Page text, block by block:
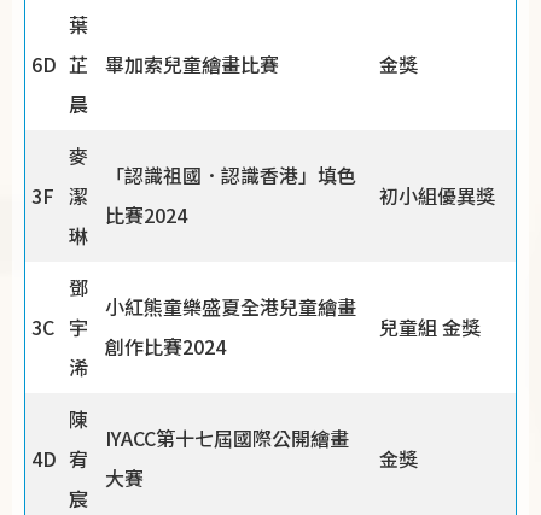
6D
葉
芷
晨
畢加索兒童繪畫比賽 金獎
3F
麥
潔
琳
「認識祖國．認識香港」填色
比賽2024
初小組優異獎
3C
鄧
宇
浠
小紅熊童樂盛夏全港兒童繪畫
創作比賽2024
兒童組 金獎
4D
陳
宥
宸
IYACC第十七屆國際公開繪畫
大賽
金獎